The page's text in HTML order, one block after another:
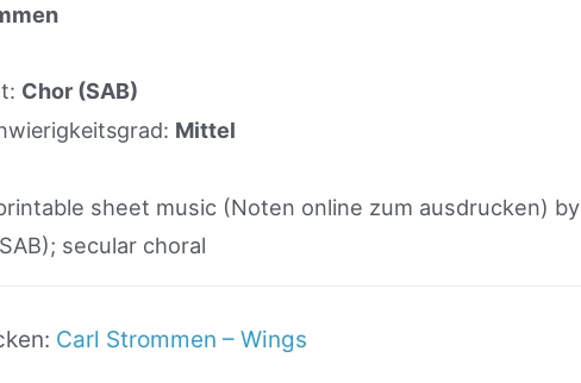
Chor (SAB)
Mittel
sheet music (Noten online zum ausdrucken) by
secular choral
Carl Strommen – Wings